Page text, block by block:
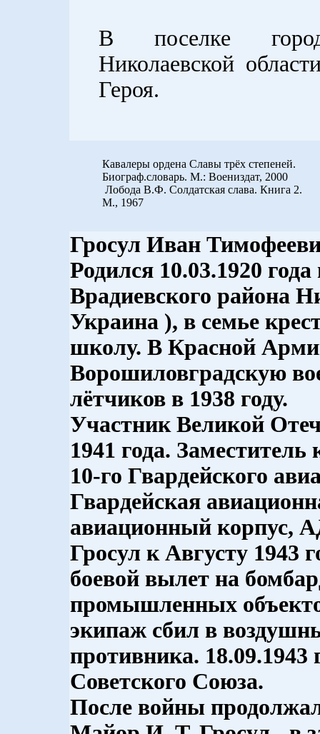
В поселке
Николаевской
Героя.
Кавалеры ордена Славы трёх степеней.
Биограф.словарь. М.: Воениздат, 2000
Лобода В.Ф. Солдатская слава. Книга 2.
М., 1967
Гросул Иван
Родился 10.03.1920
Врадиевского района
Украина ), в семье
школу. В Красной
Ворошиловградскую
лётчиков в 1938 году.
Участник Великой
1941 года.
10-го Гвардейского
Гвардейская
авиационный корпус,
Гросул к Августу 1943
боевой вылет на
промышленных
экипаж сбил в
противника. 18.09.1943
Советского Союза.
После войны